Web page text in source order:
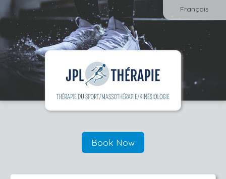
Français
Book Now